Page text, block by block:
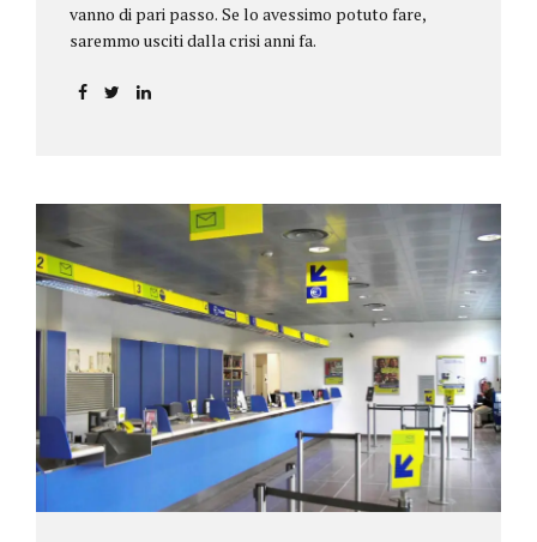
vanno di pari passo. Se lo avessimo potuto fare,
saremmo usciti dalla crisi anni fa.